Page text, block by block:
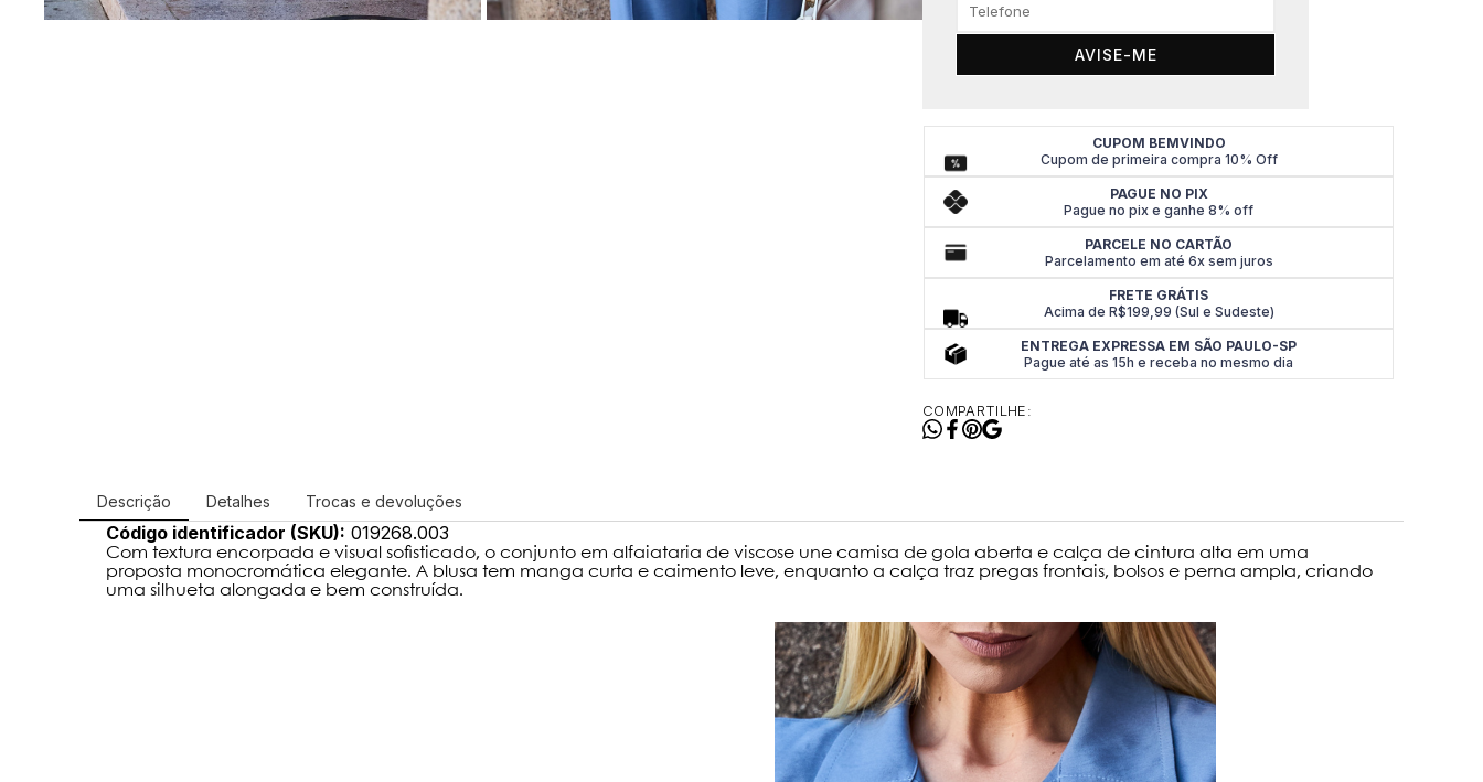
AVISE-ME
CUPOM BEMVINDO
Cupom de primeira compra 10% Off
PAGUE NO PIX
Pague no pix e ganhe 8% off
PARCELE NO CARTÃO
Parcelamento em até 6x sem juros
FRETE GRÁTIS
Acima de R$199,99 (Sul e Sudeste)
ENTREGA EXPRESSA EM SÃO PAULO-SP
Pague até as 15h e receba no mesmo dia
COMPARTILHE:
Descrição Detalhes Trocas e devoluções
Código identificador (SKU): 019268.003
Com textura encorpada e visual sofisticado, o conjunto em alfaiataria de viscose une camisa de gola aberta e calça de cintura alta em uma
proposta monocromática elegante. A blusa tem manga curta e caimento leve, enquanto a calça traz pregas frontais, bolsos e perna ampla, criando
uma silhueta alongada e bem construída.